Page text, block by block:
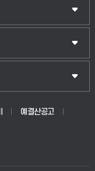
예결산공고